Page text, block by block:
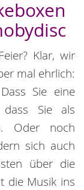
Klar, wir
mal ehrlich:
Sie eine
Sie als
Oder noch
sich auch
über die
die Musik ins